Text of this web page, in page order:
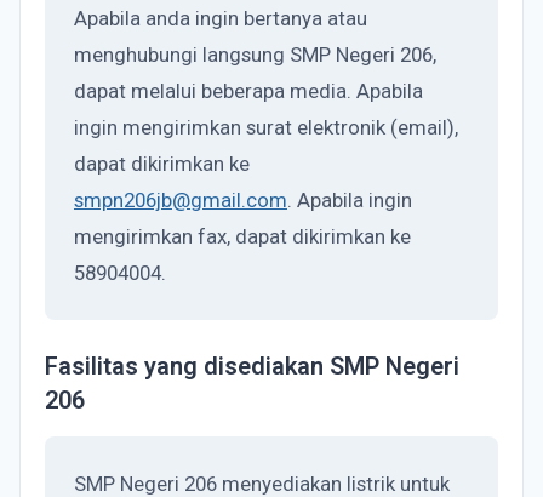
Apabila anda ingin bertanya atau
menghubungi langsung SMP Negeri 206,
dapat melalui beberapa media. Apabila
ingin mengirimkan surat elektronik (email),
dapat dikirimkan ke
smpn206jb@gmail.com. Apabila ingin
mengirimkan fax, dapat dikirimkan ke
58904004.
Fasilitas yang disediakan SMP Negeri
206
SMP Negeri 206 menyediakan listrik untuk